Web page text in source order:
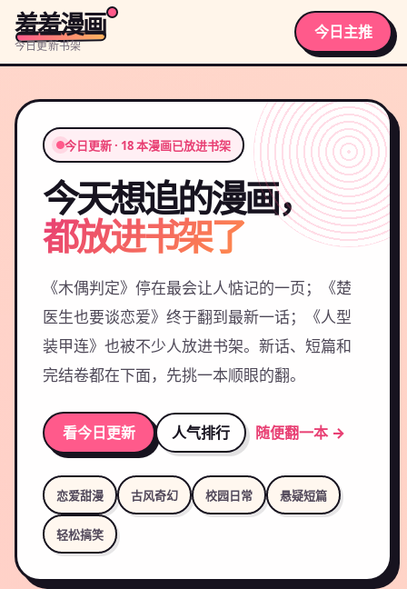
羞羞漫画
今日更新书架
今日主推
今日更新 · 18 本漫画已放进书架
今天想追的漫画，
都放进书架了
《木偶判定》停在最会让人惦记的一页；《楚
医生也要谈恋爱》终于翻到最新一话；《人型
装甲连》也被不少人放进书架。新话、短篇和
完结卷都在下面，先挑一本顺眼的翻。
看今日更新 人气排行 随便翻一本 →
恋爱甜漫 古风奇幻 校园日常 悬疑短篇
轻松搞笑